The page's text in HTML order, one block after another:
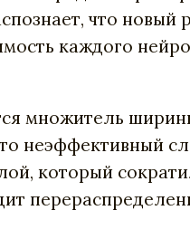
что новый
каждого
множитель
неэффективный
который